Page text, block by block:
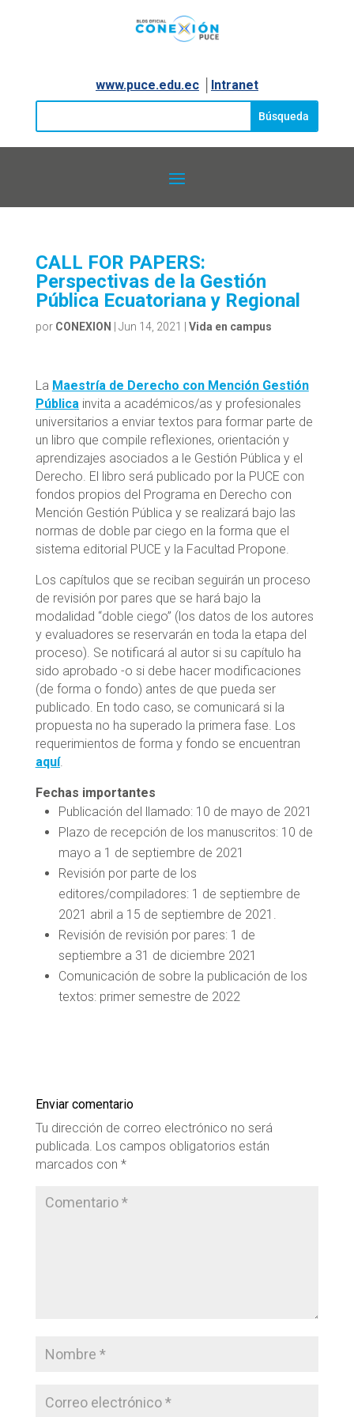
www.puce.edu.ec│ Intranet
CALL FOR PAPERS:
Perspectivas de la Gestión
Pública Ecuatoriana y Regional
por CONEXION Jun 14, 2021 Vida en campus
La Maestría de Derecho con Mención Gestión
Públicainvita a académicos/as y profesionales
universitarios a enviar textos para formar parte de
un libro que compile reflexiones, orientación y
aprendizajes asociados a le Gestión Pública y el
Derecho. El libro será publicado por la PUCE con
fondos propios del Programa en Derecho con
Mención Gestión Pública y se realizará bajo las
normas de doble par ciego en la forma que el
sistema editorial PUCE y la Facultad Propone.
Los capítulos que se reciban seguirán un proceso
de revisión por pares que se hará bajo la
modalidad “doble ciego” (los datos de los autores
y evaluadores se reservarán en toda la etapa del
proceso). Se notificará al autor si su capítulo ha
sido aprobado -o si debe hacer modificaciones
(de forma o fondo) antes de que pueda ser
publicado. En todo caso, se comunicará si la
propuesta no ha superado la primera fase. Los
requerimientos de forma y fondo se encuentran
aquí.
Fechas importantes
Publicación del llamado: 10 de mayo de 2021
Plazo de recepción de los manuscritos: 10 de
mayo a 1 de septiembre de 2021
Revisión por parte de los
editores/compiladores: 1 de septiembre de
2021 abril a 15 de septiembre de 2021.
Revisión de revisión por pares: 1 de
septiembre a 31 de diciembre 2021
Comunicación de sobre la publicación de los
textos: primer semestre de 2022
Enviar comentario
Tu dirección de correo electrónico no será
publicada. Los campos obligatorios están
marcados con *